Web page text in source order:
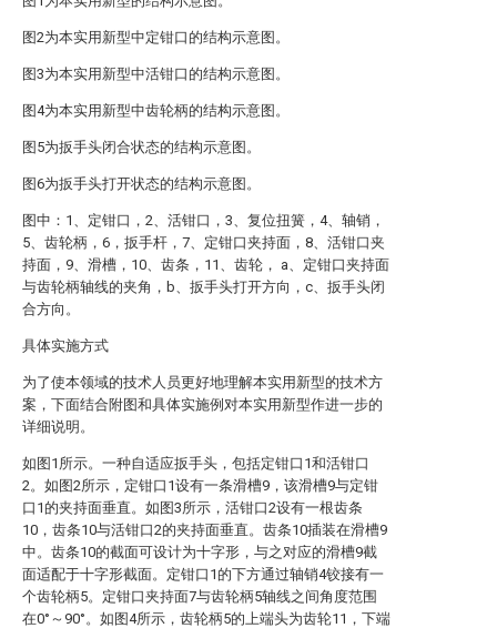
图2为本实用新型中定钳口的结构示意图。
图3为本实用新型中活钳口的结构示意图。
图4为本实用新型中齿轮柄的结构示意图。
图5为扳手头闭合状态的结构示意图。
图6为扳手头打开状态的结构示意图。
图中：1、定钳口，2、活钳口，3、复位扭簧，4、轴销，
5、齿轮柄，6，扳手杆，7、定钳口夹持面，8、活钳口夹
持面，9、滑槽，10、齿条，11、齿轮， a、定钳口夹持面
与齿轮柄轴线的夹角，b、扳手头打开方向，c、扳手头闭
合方向。
具体实施方式
为了使本领域的技术人员更好地理解本实用新型的技术方
案，下面结合附图和具体实施例对本实用新型作进一步的
详细说明。
如图1所示。一种自适应扳手头，包括定钳口1和活钳口
2。如图2所示，定钳口1设有一条滑槽9，该滑槽9与定钳
口1的夹持面垂直。如图3所示，活钳口2设有一根齿条
10，齿条10与活钳口2的夹持面垂直。齿条10插装在滑槽9
中。齿条10的截面可设计为十字形，与之对应的滑槽9截
面适配于十字形截面。定钳口1的下方通过轴销4铰接有一
个齿轮柄5。定钳口夹持面7与齿轮柄5轴线之间角度范围
在0°～90°。如图4所示，齿轮柄5的上端头为齿轮11，下端